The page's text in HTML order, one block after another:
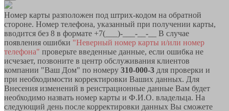
Номер карты разположен под штрих-кодом на обратной
стороне. Номер телефона, указанный при получении карты,
вводится без 8 в формате +7(___)-___-__-__ В случае
появления ошибки "Неверный номер карты и/или номер
телефона" проверьте введенные данные, если ошибка не
исчезает, позвоните в центр обслуживания клиентов
компании "Ваш Дом" по номеру 310-000-3 для проверки и
при необходимости корректировки Ваших данных. Для
Внесения изменений в реистрационные данные Вам будет
необходимо назвать номер карты и Ф.И.О. владельца. На
следующий день после корректировки данных Вы сможете